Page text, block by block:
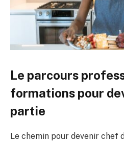
Le parcours
formations pour
partie
Le chemin pour devenir chef